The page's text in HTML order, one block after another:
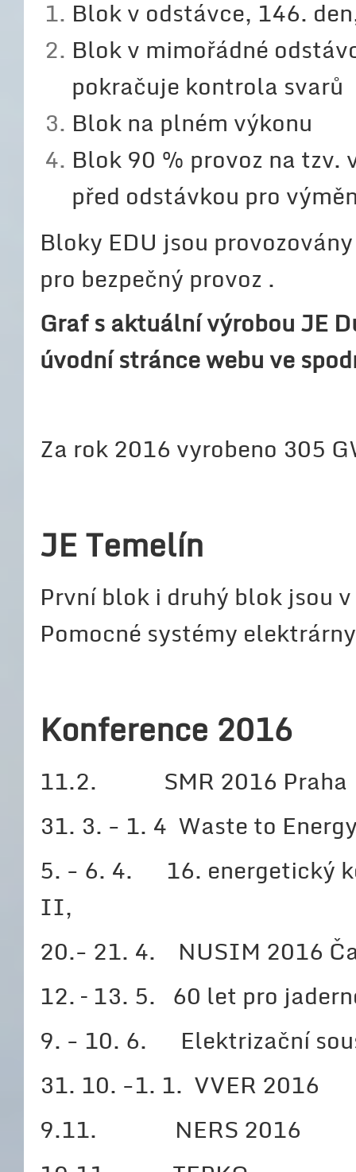
Blok v odstávce, 146.
Blok v mimořádné
pokračuje kontrola svarů
Blok na plném výkonu
Blok 90 % provoz na tzv.
před odstávkou pro
Bloky EDU jsou
pro bezpečný provoz .
Graf s aktuální výrobou JE
úvodní stránce webu ve
Za rok 2016 vyrobeno 305
JE Temelín
První blok i druhý blok jsou
Pomocné systémy
Konference 2016
11.2. SMR 2016 Praha
31. 3. - 1. 4 Waste to
5. - 6. 4. 16. energetický
II,
20.- 21. 4. NUSIM 2016
12. – 13. 5. 60 let pro
9. - 10. 6. Elektrizační
31. 10. -1. 1. VVER 2016
9.11. NERS 2016